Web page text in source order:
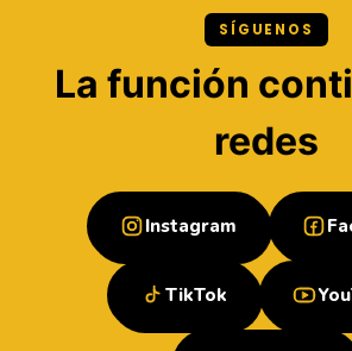
SÍGUENOS
La función
redes
Instagram
TikTok